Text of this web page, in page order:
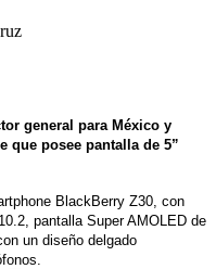
general para México y
que posee pantalla de 5”
BlackBerry Z30, con
pantalla Super AMOLED de
un diseño delgado